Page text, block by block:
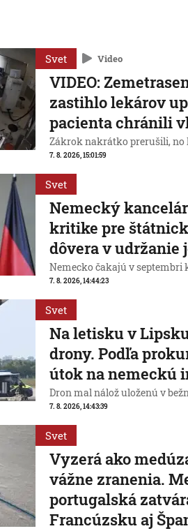
Svet Video
VIDEO:
zastihlo lekárov
pacienta chránili
Zákrok nakrátko prerušili, no
7. 8. 2026, 15:01:59
Svet
Nemecký
kritike pre
dôvera v udržanie
Nemecko čakajú v septembri
7. 8. 2026, 14:44:23
Svet
Na letisku v
drony. Podľa
útok na nemeckú
Dron mal nálož uloženú v
7. 8. 2026, 14:43:39
Svet
Vyzerá ako
vážne zranenia.
portugalská
Francúzsku aj